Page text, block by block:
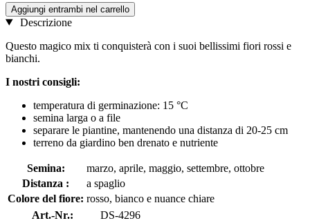
Aggiungi entrambi nel carrello
Descrizione
Questo magico mix ti conquisterà con i suoi bellissimi fiori rossi e
bianchi.
I nostri consigli:
temperatura di germinazione: 15 °C
semina larga o a file
separare le piantine, mantenendo una distanza di 20-25 cm
terreno da giardino ben drenato e nutriente
Semina:
marzo, aprile, maggio, settembre, ottobre
Distanza :
a spaglio
Colore del fiore: rosso, bianco e nuance chiare
Art.-Nr.:
DS-4296